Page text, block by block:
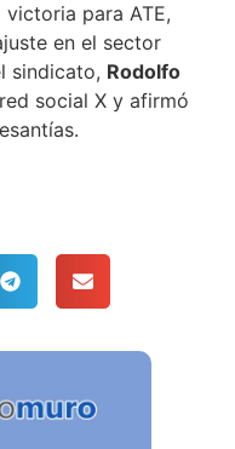
para ATE,
en el sector
sindicato, Rodolfo
social X y afirmó